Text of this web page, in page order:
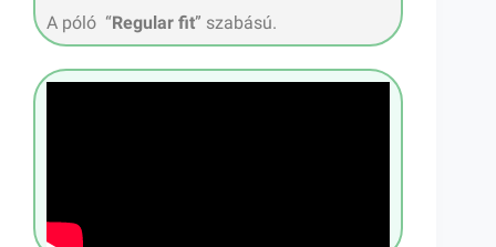
A póló “Regular fit” szabású.